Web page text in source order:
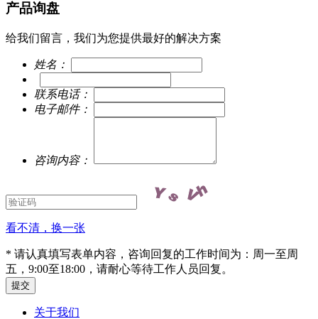
产品询盘
给我们留言，我们为您提供最好的解决方案
姓名：
联系电话：
电子邮件：
咨询内容：
看不清，换一张
* 请认真填写表单内容，咨询回复的工作时间为：周一至周
五，9:00至18:00，请耐心等待工作人员回复。
关于我们